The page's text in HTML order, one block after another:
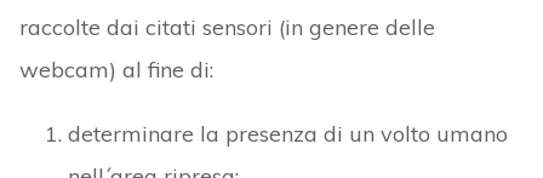
raccolte dai citati sensori (in genere delle
webcam) al fine di:
determinare la presenza di un volto umano